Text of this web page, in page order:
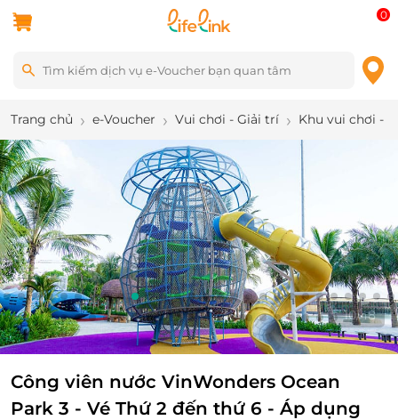
0
Trang chủ e-Voucher Vui chơi - Giải trí Khu vui chơi -
10/48
Công viên nước VinWonders Ocean
Park 3 - Vé Thứ 2 đến thứ 6 - Áp dụng